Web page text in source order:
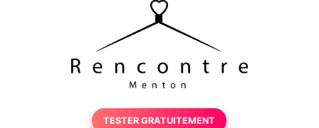
TESTER GRATUITEMENT